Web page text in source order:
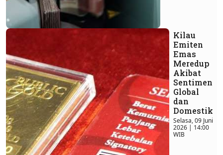
Kilau
Emiten
Emas
Meredup
Akibat
Sentimen
Global
dan
Domestik
Selasa, 09 Juni
2026 | 14:00
WIB